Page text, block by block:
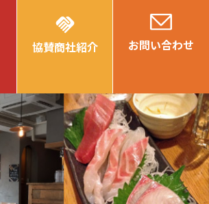
handshake
協賛商社紹介 お問い合わせ